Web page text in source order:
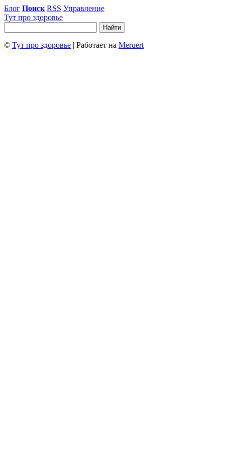
Блог Поиск RSS Управление
Тут про здоровье
© Тут про здоровье | Работает на Meruert